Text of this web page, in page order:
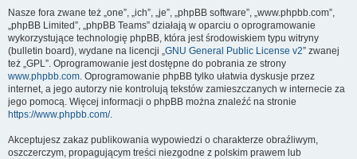
Nasze fora zwane też „one”, „ich”, „je”, „phpBB software”, „www.phpbb.com”,
„phpBB Limited”, „phpBB Teams” działają w oparciu o oprogramowanie
wykorzystujące technologię phpBB, która jest środowiskiem typu witryny
(bulletin board), wydane na licencji „GNU General Public License v2” zwanej
też „GPL”. Oprogramowanie jest dostępne do pobrania ze strony
www.phpbb.com. Oprogramowanie phpBB tylko ułatwia dyskusje przez
internet, a jego autorzy nie kontrolują tekstów zamieszczanych w internecie za
jego pomocą. Więcej informacji o phpBB można znaleźć na stronie
https://www.phpbb.com/.
Akceptujesz zakaz publikowania wypowiedzi o charakterze obraźliwym,
oszczerczym, propagującym treści niezgodne z polskim prawem lub